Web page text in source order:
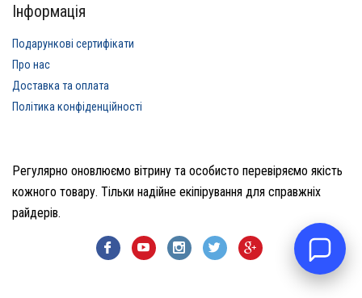
Інформація
Подарункові сертифікати
Про нас
Доставка та оплата
Політика конфіденційності
Регулярно оновлюємо вітрину та особисто перевіряємо якість
кожного товару. Тільки надійне екіпірування для справжніх
райдерів.